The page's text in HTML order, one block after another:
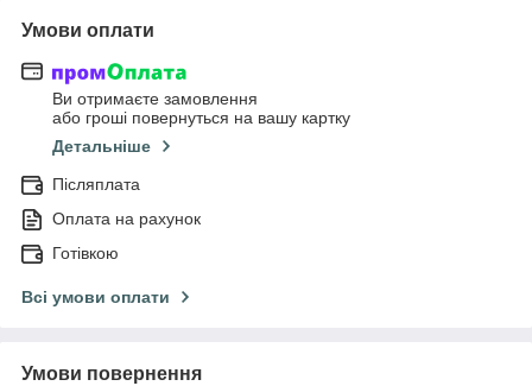
Умови оплати
Ви отримаєте замовлення
або гроші повернуться на вашу картку
Детальніше
Післяплата
Оплата на рахунок
Готівкою
Всі умови оплати
Умови повернення